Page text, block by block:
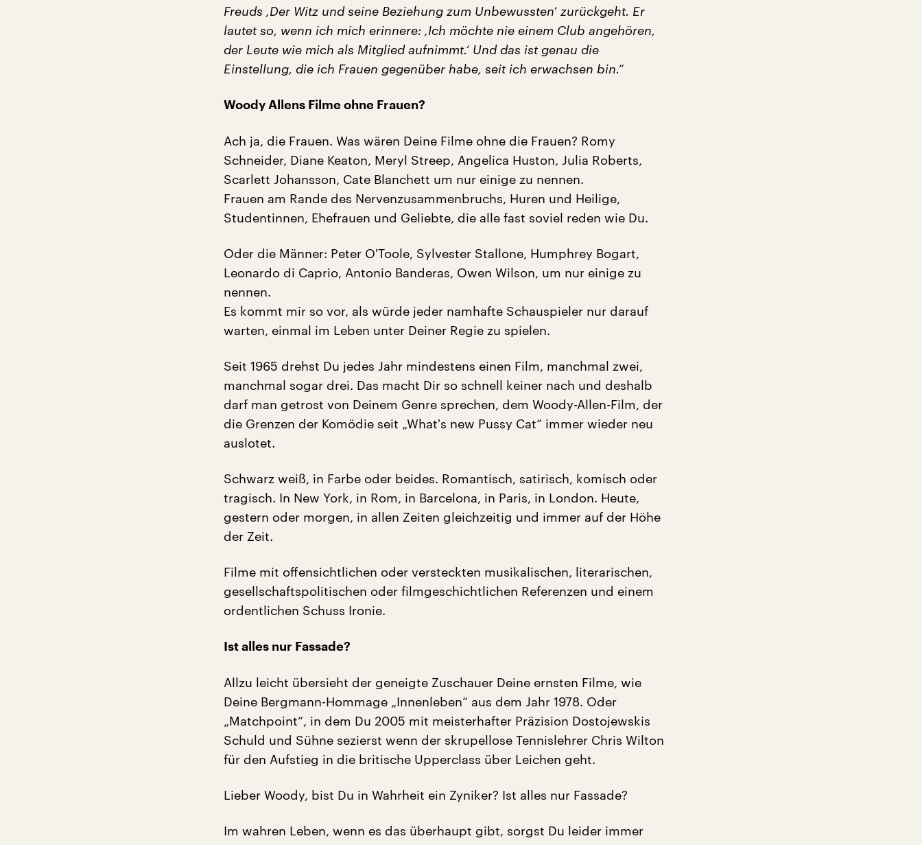
Freuds ‚Der Witz und seine Beziehung zum Unbewussten‘ zurückgeht. Er
lautet so, wenn ich mich erinnere: ‚Ich möchte nie einem Club angehören,
der Leute wie mich als Mitglied aufnimmt.‘ Und das ist genau die
Einstellung, die ich Frauen gegenüber habe, seit ich erwachsen bin.“
Woody Allens Filme ohne Frauen?
Ach ja, die Frauen. Was wären Deine Filme ohne die Frauen? Romy
Schneider, Diane Keaton, Meryl Streep, Angelica Huston, Julia Roberts,
Scarlett Johansson, Cate Blanchett um nur einige zu nennen.
Frauen am Rande des Nervenzusammenbruchs, Huren und Heilige,
Studentinnen, Ehefrauen und Geliebte, die alle fast soviel reden wie Du.
Oder die Männer: Peter O'Toole, Sylvester Stallone, Humphrey Bogart,
Leonardo di Caprio, Antonio Banderas, Owen Wilson, um nur einige zu
nennen.
Es kommt mir so vor, als würde jeder namhafte Schauspieler nur darauf
warten, einmal im Leben unter Deiner Regie zu spielen.
Seit 1965 drehst Du jedes Jahr mindestens einen Film, manchmal zwei,
manchmal sogar drei. Das macht Dir so schnell keiner nach und deshalb
darf man getrost von Deinem Genre sprechen, dem Woody-Allen-Film, der
die Grenzen der Komödie seit „What's new Pussy Cat“ immer wieder neu
auslotet.
Schwarz weiß, in Farbe oder beides. Romantisch, satirisch, komisch oder
tragisch. In New York, in Rom, in Barcelona, in Paris, in London. Heute,
gestern oder morgen, in allen Zeiten gleichzeitig und immer auf der Höhe
der Zeit.
Filme mit offensichtlichen oder versteckten musikalischen, literarischen,
gesellschaftspolitischen oder filmgeschichtlichen Referenzen und einem
ordentlichen Schuss Ironie.
Ist alles nur Fassade?
Allzu leicht übersieht der geneigte Zuschauer Deine ernsten Filme, wie
Deine Bergmann-Hommage „Innenleben“ aus dem Jahr 1978. Oder
„Matchpoint“, in dem Du 2005 mit meisterhafter Präzision Dostojewskis
Schuld und Sühne sezierst wenn der skrupellose Tennislehrer Chris Wilton
für den Aufstieg in die britische Upperclass über Leichen geht.
Lieber Woody, bist Du in Wahrheit ein Zyniker? Ist alles nur Fassade?
Im wahren Leben, wenn es das überhaupt gibt, sorgst Du leider immer